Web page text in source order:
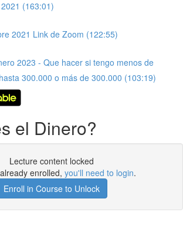
(163:01)
2021 Link de Zoom (122:55)
2023 - Que hacer si tengo menos de
300.000 o más de 300.000 (103:19)
el Dinero?
Lecture content locked
enrolled, you'll need to login.
Enroll in Course to Unlock